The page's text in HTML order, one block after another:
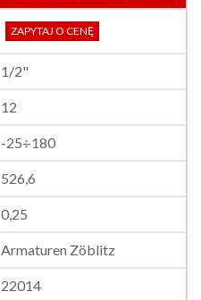
ZAPYTAJ O CENĘ
1/2"
12
-25÷180
526,6
0,25
Armaturen Zöblitz
22014